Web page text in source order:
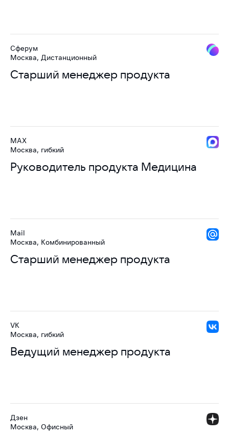
Старший менеджер продукта
Сферум
Москва, Дистанционный
Руководитель продукта Медицина
MAX
Москва, гибкий
Старший менеджер продукта
Mail
Москва, Комбинированный
Ведущий менеджер продукта
VK
Москва, гибкий
Дзен
Москва, Офисный